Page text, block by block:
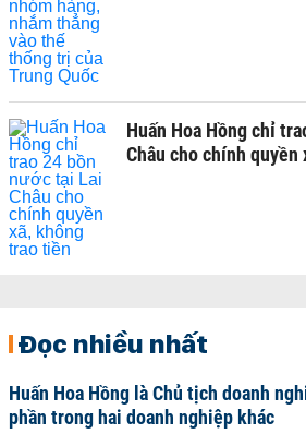
Huấn Hoa Hồng chỉ
Châu cho chính
Đọc nhiều nhất
Huấn Hoa Hồng là Chủ tịch doanh
phần trong hai doanh nghiệp khác